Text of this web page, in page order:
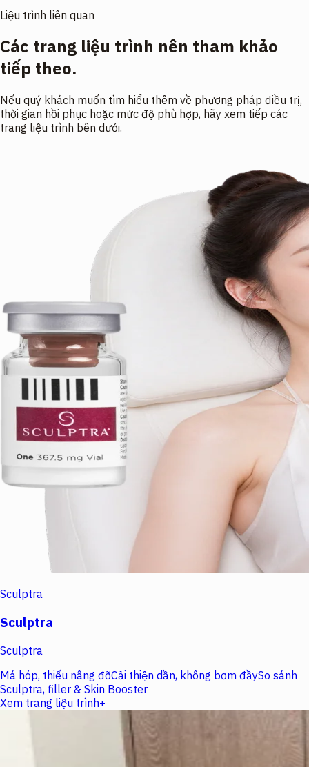
Liệu trình liên quan
Các trang liệu trình nên tham khảo
tiếp theo.
Nếu quý khách muốn tìm hiểu thêm về phương pháp điều trị,
thời gian hồi phục hoặc mức độ phù hợp, hãy xem tiếp các
trang liệu trình bên dưới.
Sculptra
Sculptra
Sculptra
Má hóp, thiếu nâng đỡCải thiện dần, không bơm đầySo sánh
Sculptra, filler & Skin Booster
Xem trang liệu trình+